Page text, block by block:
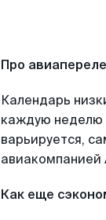
Про
Календарь
каждую неделю
варьируется,
авиакомпанией
Как еще